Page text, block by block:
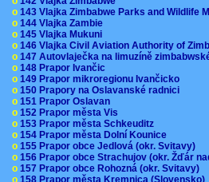
o 143 Vlajka Zimbabwe Parks and Wildlife
o 144 Vlajka Zambie
o 145 Vlajka Mukuni
o 146 Vlajka Civil Aviation Authority of
o 147 Autovlaječka na limuzíně
o 148 Prapor Ivančic
o 149 Prapor mikroregionu Ivančicko
o 150 Prapory na Oslavanské radnici
o 151 Prapor Oslavan
o 152 Prapor města Vis
o 153 Prapor města Schkeuditz
o 154 Prapor města Dolní Kounice
o 155 Prapor obce Jedlová (okr. Svitavy)
o 156 Prapor obce Strachujov (okr. Žďár
o 157 Prapor obce Rohozná (okr. Svitavy)
o 158 Prapor města Kremnica (Slovensko)